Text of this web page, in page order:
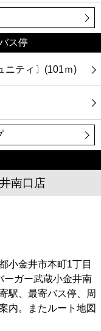
ス停
ニティ〕(101ｍ)
南口店
小金井市本町1丁目
ーガー武蔵小金井南
駅、最寄バス停、周
内。またルート地図